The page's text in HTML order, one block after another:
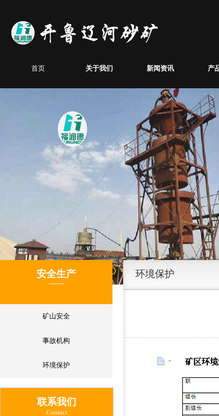
首页 关于我们 新闻资讯 产
安全生产
矿山安全
事故机构
环境保护
联系我们
Contact
环境保护